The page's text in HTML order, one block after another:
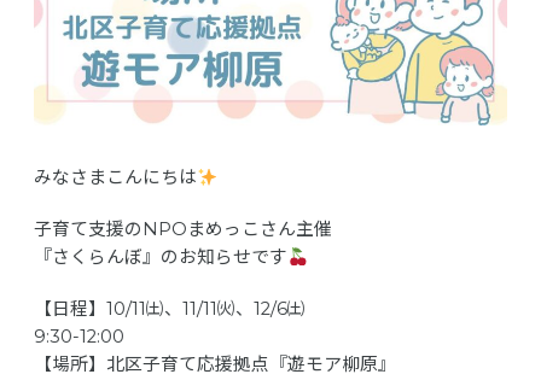
みなさまこんにちは
子育て支援のNPOまめっこさん主催
『さくらんぼ』のお知らせです
【日程】10/11㈯、11/11㈫、12/6㈯
9:30-12:00
【場所】北区子育て応援拠点『遊モア柳原』